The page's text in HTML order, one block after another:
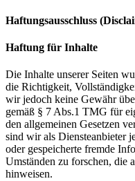
Haftungsausschluss
Haftung für Inhalte
Die Inhalte unserer Seiten
die Richtigkeit,
wir jedoch keine Gewähr
gemäß § 7 Abs.1 TMG für
den allgemeinen Gesetzen
sind wir als Diensteanbieter
oder gespeicherte fremde
Umständen zu forschen, die
hinweisen.